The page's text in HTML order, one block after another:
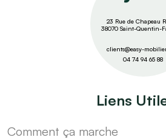
23 Rue de Chapeau
38070 Saint-Quentin-
clients@easy-
04 74 94 65 88
Liens
Comment ça marche